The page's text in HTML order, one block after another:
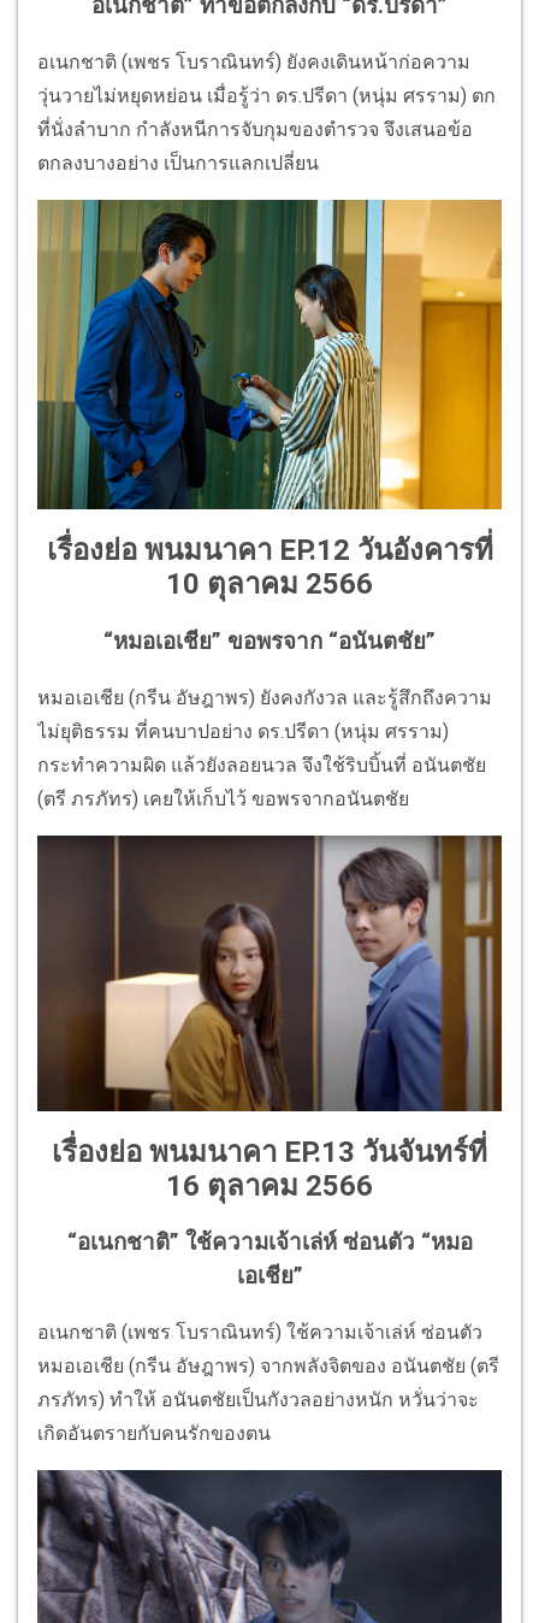
อเนกชาติ” ทำข้อตกลงกับ “ดร.ปรีดา”
อเนกชาติ (เพชร โบราณินทร์) ยังคงเดินหน้าก่อความ
วุ่นวายไม่หยุดหย่อน เมื่อรู้ว่า ดร.ปรีดา (หนุ่ม ศรราม) ตก
ที่นั่งลำบาก กำลังหนีการจับกุมของตำรวจ จึงเสนอข้อ
ตกลงบางอย่าง เป็นการแลกเปลี่ยน
เรื่องย่อ พนมนาคา EP.12 วันอังคารที่
10 ตุลาคม 2566
“หมอเอเชีย” ขอพรจาก “อนันตชัย”
หมอเอเชีย (กรีน อัษฎาพร) ยังคงกังวล และรู้สึกถึงความ
ไม่ยุติธรรม ที่คนบาปอย่าง ดร.ปรีดา (หนุ่ม ศรราม)
กระทำความผิด แล้วยังลอยนวล จึงใช้ริบบิ้นที่ อนันตชัย
(ตรี ภรภัทร) เคยให้เก็บไว้ ขอพรจากอนันตชัย
เรื่องย่อ พนมนาคา EP.13 วันจันทร์ที่
16 ตุลาคม 2566
“อเนกชาติ” ใช้ความเจ้าเล่ห์ ซ่อนตัว “หมอ
เอเชีย”
อเนกชาติ (เพชร โบราณินทร์) ใช้ความเจ้าเล่ห์ ซ่อนตัว
หมอเอเชีย (กรีน อัษฎาพร) จากพลังจิตของ อนันตชัย (ตรี
ภรภัทร) ทำให้ อนันตชัยเป็นกังวลอย่างหนัก หวั่นว่าจะ
เกิดอันตรายกับคนรักของตน